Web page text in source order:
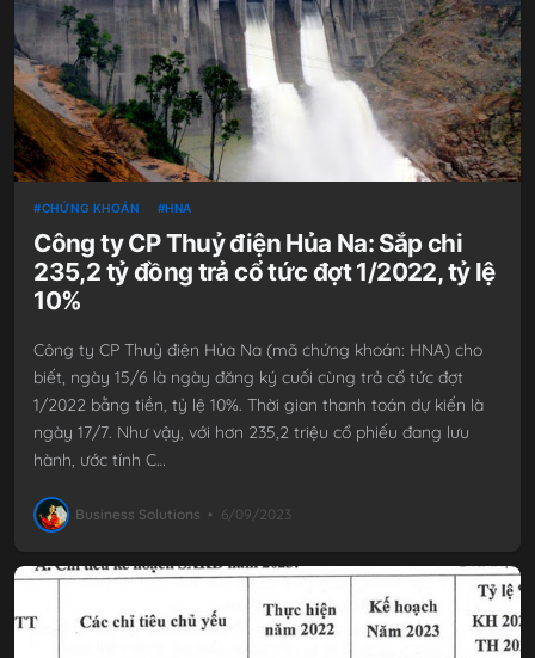
CHỨNG KHOÁN HNA
Công ty CP Thuỷ điện Hủa Na: Sắp chi
235,2 tỷ đồng trả cổ tức đợt 1/2022, tỷ lệ
10%
Công ty CP Thuỷ điện Hủa Na (mã chứng khoán: HNA) cho
biết, ngày 15/6 là ngày đăng ký cuối cùng trả cổ tức đợt
1/2022 bằng tiền, tỷ lệ 10%. Thời gian thanh toán dự kiến là
ngày 17/7. Như vậy, với hơn 235,2 triệu cổ phiếu đang lưu
hành, ước tính C…
Business Solutions • 6/09/2023